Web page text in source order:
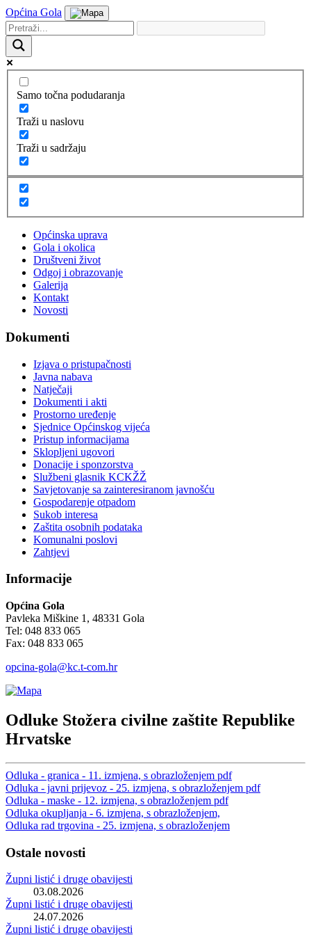
Općina Gola
Samo točna podudaranja
Traži u naslovu
Traži u sadržaju
Općinska uprava
Gola i okolica
Društveni život
Odgoj i obrazovanje
Galerija
Kontakt
Novosti
Dokumenti
Izjava o pristupačnosti
Javna nabava
Natječaji
Dokumenti i akti
Prostorno uređenje
Sjednice Općinskog vijeća
Pristup informacijama
Sklopljeni ugovori
Donacije i sponzorstva
Službeni glasnik KCKŽŽ
Savjetovanje sa zainteresiranom javnošću
Gospodarenje otpadom
Sukob interesa
Zaštita osobnih podataka
Komunalni poslovi
Zahtjevi
Informacije
Općina Gola
Pavleka Miškine 1, 48331 Gola
Tel: 048 833 065
Fax: 048 833 065
opcina-gola@kc.t-com.hr
Odluke Stožera civilne zaštite Republike
Hrvatske
Odluka - granica - 11. izmjena, s obrazloženjem pdf
Odluka - javni prijevoz - 25. izmjena, s obrazloženjem pdf
Odluka - maske - 12. izmjena, s obrazloženjem pdf
Odluka okupljanja - 6. izmjena, s obrazloženjem,
Odluka rad trgovina - 25. izmjena, s obrazloženjem
Ostale novosti
Župni listić i druge obavijesti
03.08.2026
Župni listić i druge obavijesti
24.07.2026
Župni listić i druge obavijesti